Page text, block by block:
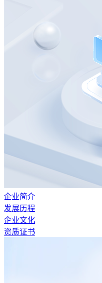
企业简介
发展历程
企业文化
资质证书